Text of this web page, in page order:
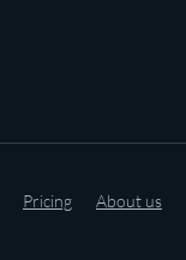
Pricing About us